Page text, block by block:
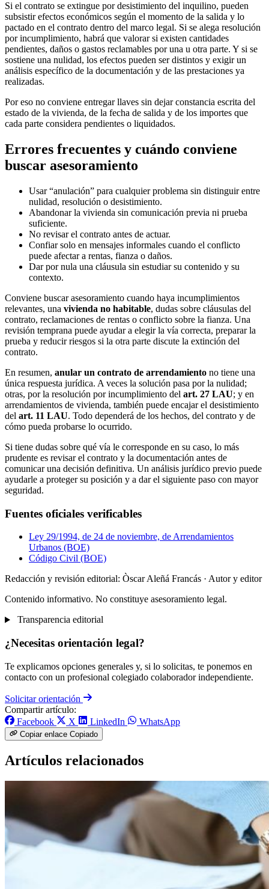
Si el contrato se extingue por desistimiento del inquilino, pueden
subsistir efectos económicos según el momento de la salida y lo
pactado en el contrato dentro del marco legal. Si se alega resolución
por incumplimiento, habrá que valorar si existen cantidades
pendientes, daños o gastos reclamables por una u otra parte. Y si se
sostiene una nulidad, los efectos pueden ser distintos y exigir un
análisis específico de la documentación y de las prestaciones ya
realizadas.
Por eso no conviene entregar llaves sin dejar constancia escrita del
estado de la vivienda, de la fecha de salida y de los importes que
cada parte considera pendientes o liquidados.
Errores frecuentes y cuándo conviene
buscar asesoramiento
Usar “anulación” para cualquier problema sin distinguir entre
nulidad, resolución o desistimiento.
Abandonar la vivienda sin comunicación previa ni prueba
suficiente.
No revisar el contrato antes de actuar.
Confiar solo en mensajes informales cuando el conflicto
puede afectar a rentas, fianza o daños.
Dar por nula una cláusula sin estudiar su contenido y su
contexto.
Conviene buscar asesoramiento cuando haya incumplimientos
relevantes, una vivienda no habitable, dudas sobre cláusulas del
contrato, reclamaciones de rentas o conflicto sobre la fianza. Una
revisión temprana puede ayudar a elegir la vía correcta, preparar la
prueba y reducir riesgos si la otra parte discute la extinción del
contrato.
En resumen, anular un contrato de arrendamiento no tiene una
única respuesta jurídica. A veces la solución pasa por la nulidad;
otras, por la resolución por incumplimiento del art. 27 LAU; y en
arrendamientos de vivienda, también puede encajar el desistimiento
del art. 11 LAU. Todo dependerá de los hechos, del contrato y de
cómo pueda probarse lo ocurrido.
Si tiene dudas sobre qué vía le corresponde en su caso, lo más
prudente es revisar el contrato y la documentación antes de
comunicar una decisión definitiva. Un análisis jurídico previo puede
ayudarle a proteger su posición y a dar el siguiente paso con mayor
seguridad.
Fuentes oficiales verificables
Ley 29/1994, de 24 de noviembre, de Arrendamientos
Urbanos (BOE)
Código Civil (BOE)
Redacción y revisión editorial: Òscar Aleñá Francás · Autor y editor
Contenido informativo. No constituye asesoramiento legal.
Transparencia editorial
¿Necesitas orientación legal?
Te explicamos opciones generales y, si lo solicitas, te ponemos en
contacto con un profesional colegiado colaborador independiente.
Solicitar orientación
Compartir artículo:
Facebook
X LinkedIn WhatsApp
Copiar enlace Copiado
Artículos relacionados